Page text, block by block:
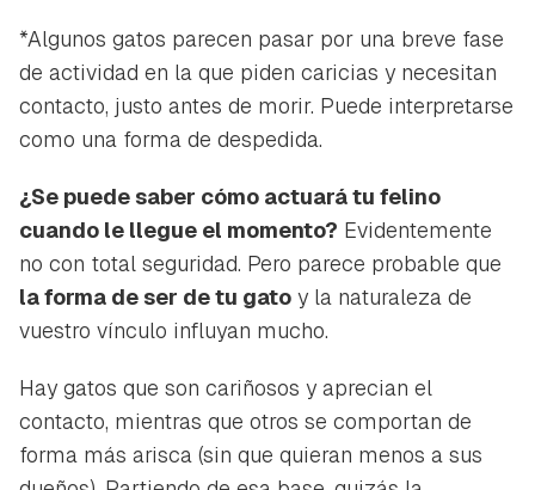
*Algunos gatos parecen pasar por una breve fase
de actividad en la que piden caricias y necesitan
contacto, justo antes de morir. Puede interpretarse
como una forma de despedida.
¿Se puede saber cómo actuará tu felino
cuando le llegue el momento? Evidentemente
no con total seguridad. Pero parece probable que
la forma de ser de tu gato y la naturaleza de
vuestro vínculo influyan mucho.
Hay gatos que son cariñosos y aprecian el
contacto, mientras que otros se comportan de
forma más arisca (sin que quieran menos a sus